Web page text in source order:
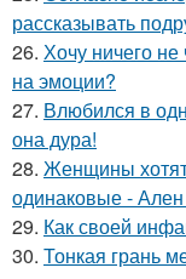
рассказывать
26. Хочу ничего не
на эмоции?
27. Влюбился в
она дура!
28. Женщины хотят
одинаковые -
29. Как своей
30. Тонкая грань